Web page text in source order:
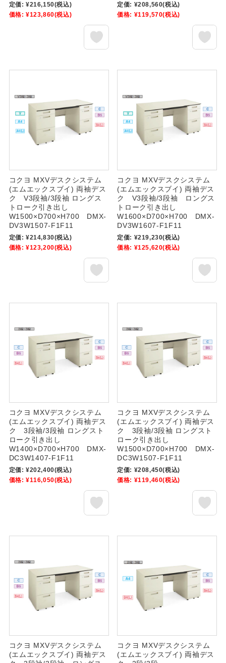
定価: ¥216,150(税込)
価格: ¥123,860(税込)
定価: ¥208,560(税込)
価格: ¥119,570(税込)
コクヨ MXVデスクシステム
(エムエックスブイ) 両袖デス
ク V3段袖/3段袖 ロングス
トローク引き出し
W1500×D700×H700 DMX-
DV3W1507-F1F11
定価: ¥214,830(税込)
価格: ¥123,200(税込)
コクヨ MXVデスクシステム
(エムエックスブイ) 両袖デス
ク V3段袖/3段袖 ロングス
トローク引き出し
W1600×D700×H700 DMX-
DV3W1607-F1F11
定価: ¥219,230(税込)
価格: ¥125,620(税込)
コクヨ MXVデスクシステム
(エムエックスブイ) 両袖デス
ク 3段袖/3段袖 ロングスト
ローク引き出し
W1400×D700×H700 DMX-
DC3W1407-F1F11
定価: ¥202,400(税込)
価格: ¥116,050(税込)
コクヨ MXVデスクシステム
(エムエックスブイ) 両袖デス
ク 3段袖/3段袖 ロングスト
ローク引き出し
W1500×D700×H700 DMX-
DC3W1507-F1F11
定価: ¥208,450(税込)
価格: ¥119,460(税込)
コクヨ MXVデスクシステム
(エムエックスブイ) 両袖デス
コクヨ MXVデスクシステム
(エムエックスブイ) 両袖デス